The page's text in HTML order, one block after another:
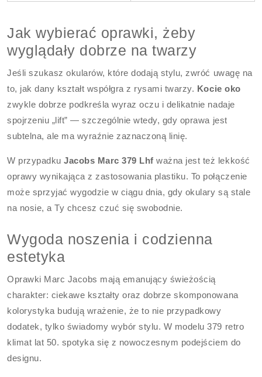
Jak wybierać oprawki, żeby
wyglądały dobrze na twarzy
Jeśli szukasz okularów, które dodają stylu, zwróć uwagę na
to, jak dany kształt współgra z rysami twarzy. Kocie oko
zwykle dobrze podkreśla wyraz oczu i delikatnie nadaje
spojrzeniu „lift” — szczególnie wtedy, gdy oprawa jest
subtelna, ale ma wyraźnie zaznaczoną linię.
W przypadkuJacobs Marc 379 Lhf ważna jest też lekkość
oprawy wynikająca z zastosowania plastiku. To połączenie
może sprzyjać wygodzie w ciągu dnia, gdy okulary są stale
na nosie, a Ty chcesz czuć się swobodnie.
Wygoda noszenia i codzienna
estetyka
Oprawki Marc Jacobs mają emanujący świeżością
charakter: ciekawe kształty oraz dobrze skomponowana
kolorystyka budują wrażenie, że to nie przypadkowy
dodatek, tylko świadomy wybór stylu. W modelu 379 retro
klimat lat 50. spotyka się z nowoczesnym podejściem do
designu.